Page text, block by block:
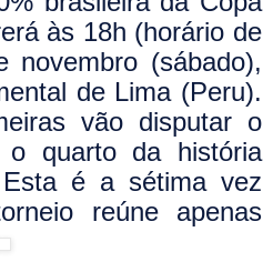
às 18h (horário de
novembro (sábado),
de Lima (Peru).
vão disputar o
o quarto da história
é a sétima vez
reúne apenas